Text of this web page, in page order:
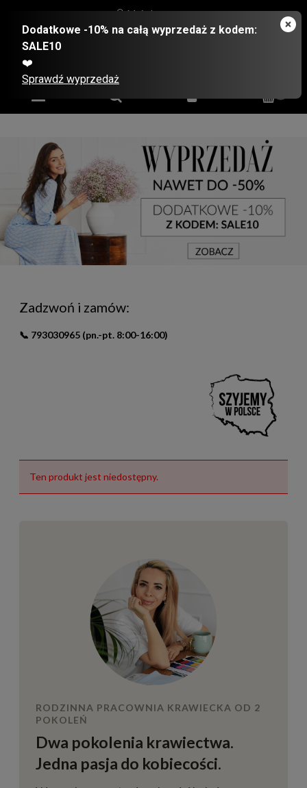
Moje konto
Zadzwoń i zamów:
📞 793030965 (pn.-pt. 8:00-16:00)
Ten produkt jest niedostępny.
RODZINNA PRACOWNIA KRAWIECKA OD 2
POKOLEŃ
Dwa pokolenia krawiectwa.
Jedna pasja do kobiecości.